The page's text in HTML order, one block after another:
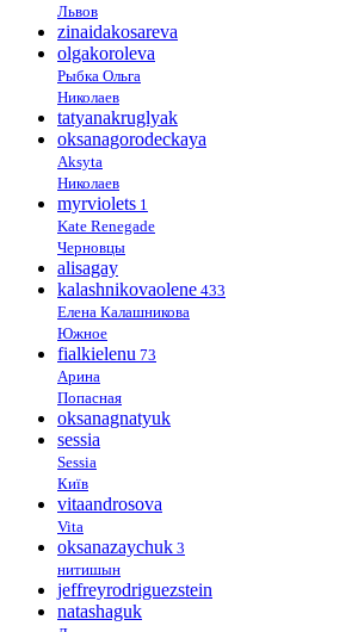
Львов
zinaidakosareva
olgakoroleva
Рыбка Ольга
Николаев
tatyanakruglyak
oksanagorodeckaya
Aksyta
Николаев
myrviolets 1
Kate Renegade
Черновцы
alisagay
kalashnikovaolene 433
Елена Калашникова
Южное
fialkielenu 73
Арина
Попасная
oksanagnatyuk
sessia
Sessia
Київ
vitaandrosova
Vita
oksanazaychuk 3
нитишын
jeffreyrodriguezstein
natashaguk